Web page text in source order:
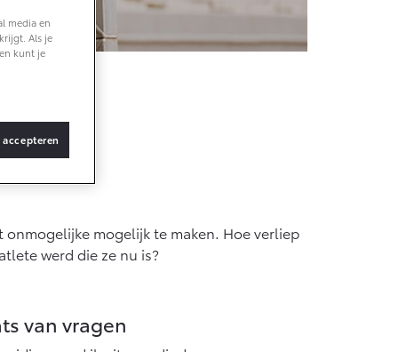
bZ4X Touring
BATTERIJ-
Vanaf € 48.995,-
BATTERIJ-
ELEKTRISCH
mogelijk te maken. Hoe verliep
werd die ze nu is?
van vragen
media en
Als je
kunt je